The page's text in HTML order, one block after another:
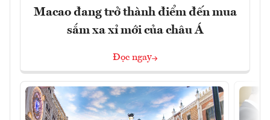
Macao đang trở thành điểm đến mua
sắm xa xỉ mới của châu Á
Đọc ngay